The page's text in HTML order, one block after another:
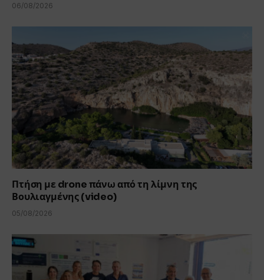
06/08/2026
Πτήση με drone πάνω από τη λίμνη της
Βουλιαγμένης (video)
05/08/2026